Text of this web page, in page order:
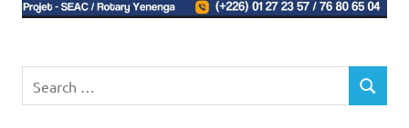
for:
SEARCH